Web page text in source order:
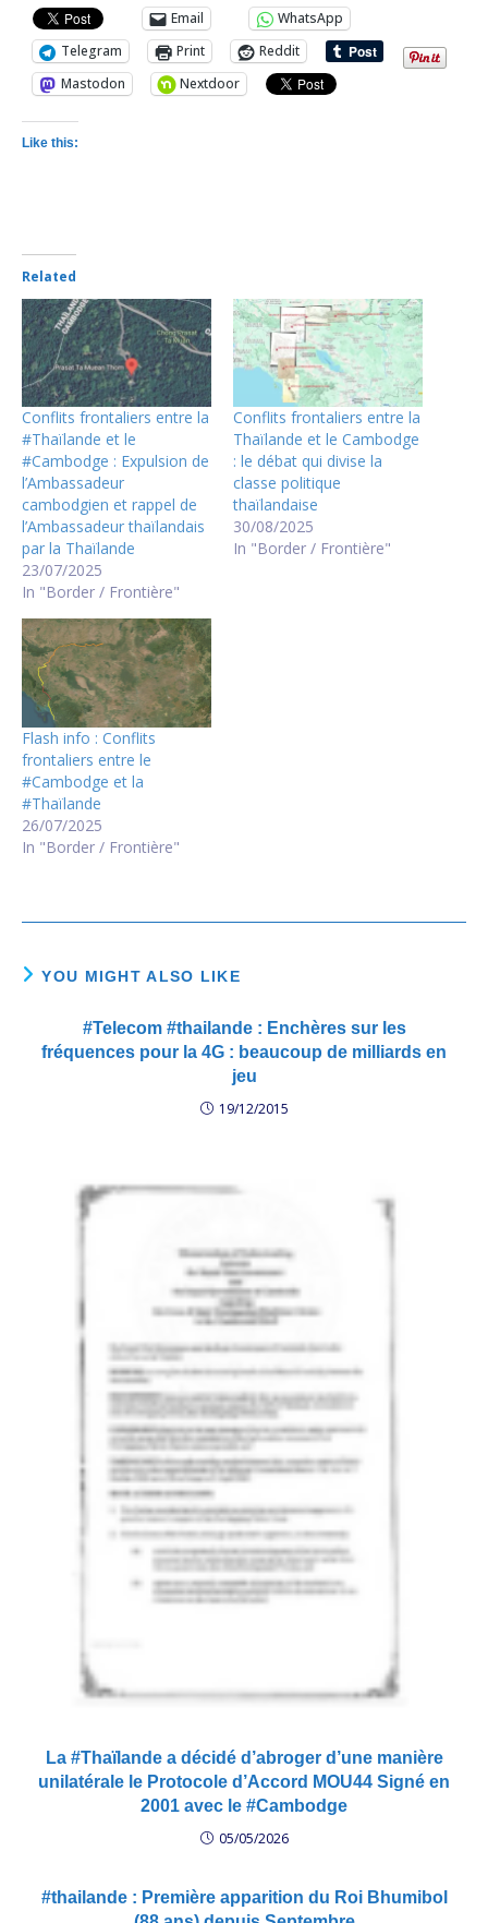
Email
WhatsApp
Telegram
Print
Reddit
Mastodon
Nextdoor
Like this:
Related
Conflits frontaliers entre la
#Thaïlande et le
#Cambodge : Expulsion de
l’Ambassadeur
cambodgien et rappel de
l’Ambassadeur thaïlandais
par la Thaïlande
23/07/2025
In "Border / Frontière"
Conflits frontaliers entre la
Thaïlande et le Cambodge
: le débat qui divise la
classe politique
thaïlandaise
30/08/2025
In "Border / Frontière"
Flash info : Conflits
frontaliers entre le
#Cambodge et la
#Thaïlande
26/07/2025
In "Border / Frontière"
YOU MIGHT ALSO LIKE
#Telecom #thailande : Enchères sur les
fréquences pour la 4G : beaucoup de milliards en
jeu
19/12/2015
La #Thaïlande a décidé d’abroger d’une manière
unilatérale le Protocole d’Accord MOU44 Signé en
2001 avec le #Cambodge
05/05/2026
#thailande : Première apparition du Roi Bhumibol